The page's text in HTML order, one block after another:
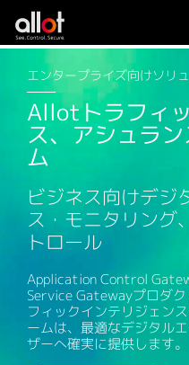
エンタープライズ向けソリ
Allotトラフィ
ス、アシュラ
ム
ビジネス向けデジ
ス・モニタリング
トロール
Application Control
Service Gatewayプロダ
フィックインテリジェン
ームは、最適なデジタル
ザーへ確実に提供します。